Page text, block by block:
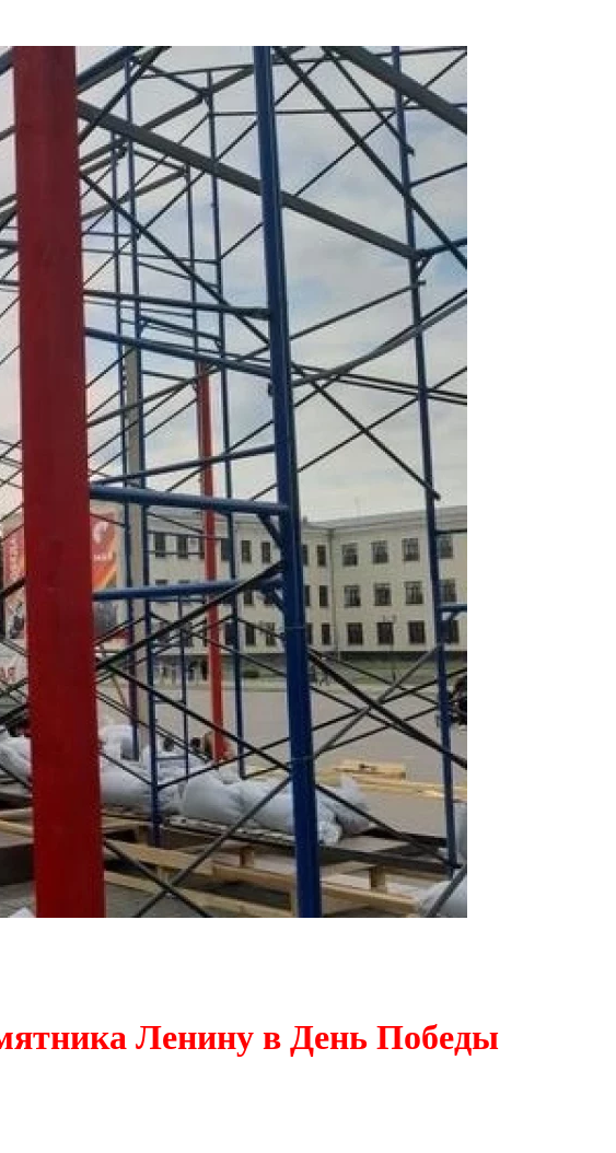
Ленину в День Победы